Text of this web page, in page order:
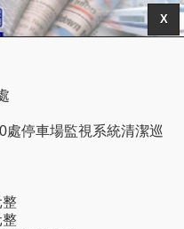
X
處停車場監視系統清潔巡
整
整